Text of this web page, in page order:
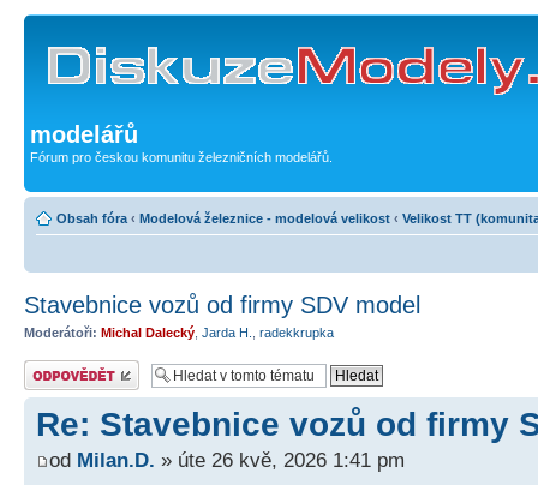
modelářů
Fórum pro českou komunitu železničních modelářů.
Obsah fóra ‹ Modelová železnice - modelová velikost ‹ Velikost TT
Stavebnice vozů od firmy SDV model
Moderátoři: Michal Dalecký Jarda H. radekkrupka
Odeslat odpověď
Re: Stavebnice vozů od firmy
od Milan.D. » úte 26 kvě, 2026 1:41 pm